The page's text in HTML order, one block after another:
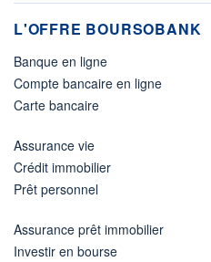
L'OFFRE BOURSOBANK
Banque en ligne
Compte bancaire en ligne
Carte bancaire
Assurance vie
Crédit immobilier
Prêt personnel
Assurance prêt immobilier
Investir en bourse